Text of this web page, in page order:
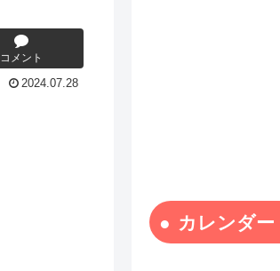
コメント
2024.07.28
カレンダー